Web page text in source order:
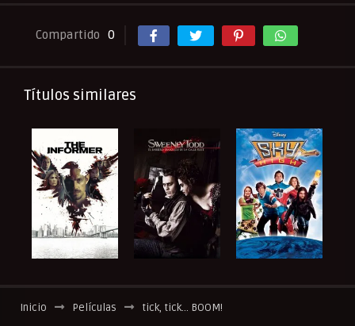
Compartido 0
Títulos similares
Inicio Películas tick, tick… BOOM!